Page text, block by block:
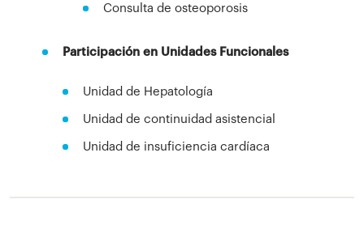
Consulta de osteoporosis
Participación en Unidades Funcionales
Unidad de Hepatología
Unidad de continuidad asistencial
Unidad de insuficiencia cardíaca